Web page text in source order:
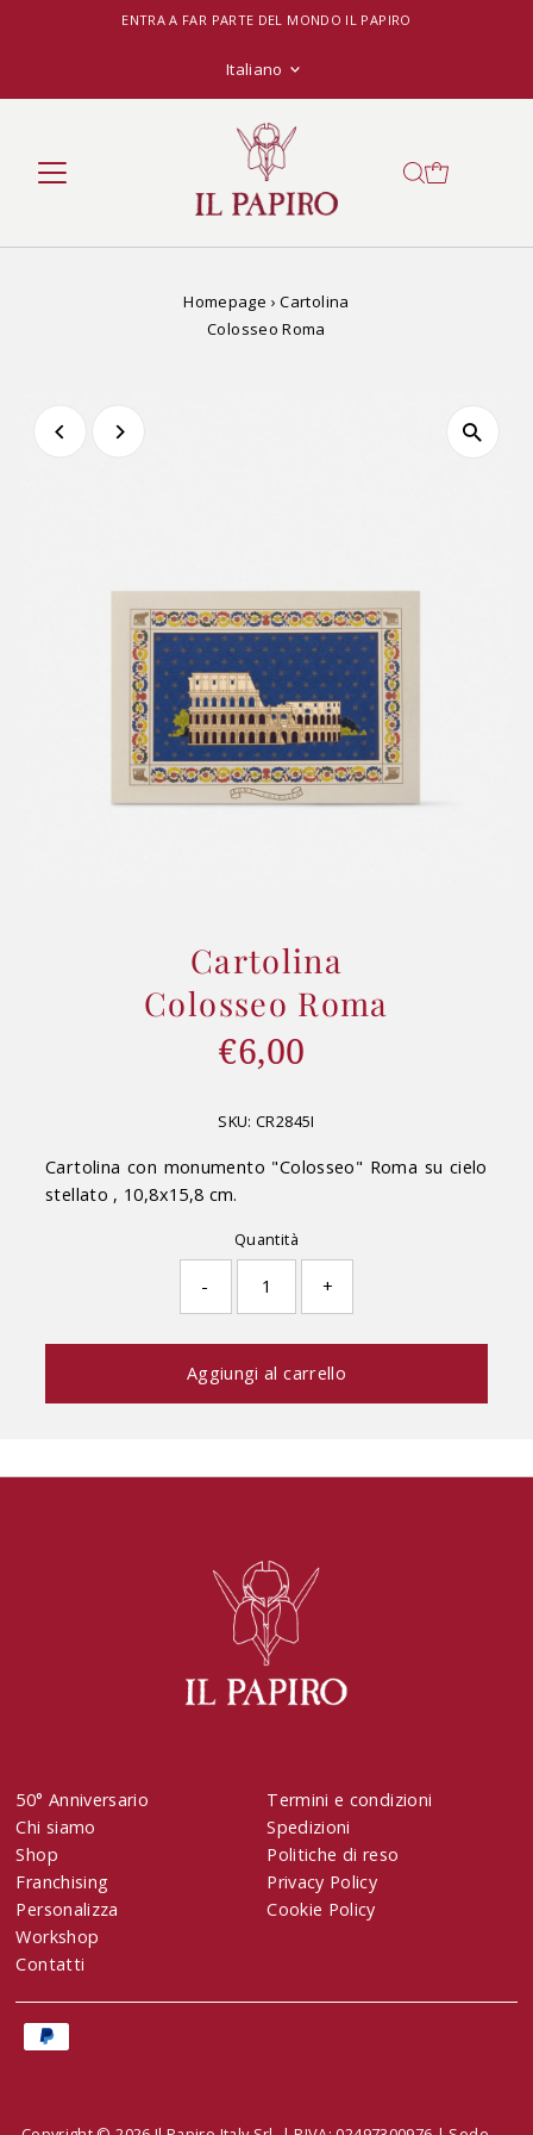
ENTRA A FAR PARTE DEL MONDO IL PAPIRO
Lingua
Italiano
Homepage › Cartolina
Colosseo Roma
Cartolina
Colosseo Roma
Prezzo
€6,00
SKU: CR2845I
Cartolina con monumento "Colosseo" Roma su cielo
stellato , 10,8x15,8 cm.
Quantità
- +
50° Anniversario
Chi siamo
Shop
Franchising
Personalizza
Workshop
Contatti
Termini e condizioni
Spedizioni
Politiche di reso
Privacy Policy
Cookie Policy